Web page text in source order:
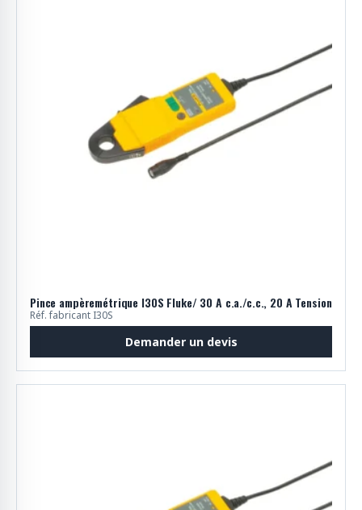
Pince ampèremétrique I30S Fluke/ 30 A c.a./c.c., 20 A Tension
Réf. fabricant I30S
Demander un devis